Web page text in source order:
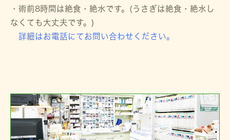
・術前8時間は絶食・絶水です。(うさぎは絶食・絶水し
なくても大丈夫です。)
詳細はお電話にてお問い合わせください。